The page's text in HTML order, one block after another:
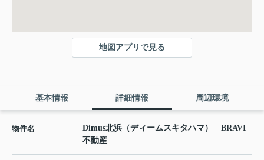
地図アプリで見る
基本情報 詳細情報 周辺環境
物件名
Dimus北浜（ディームスキタハマ） BRAVI
不動産